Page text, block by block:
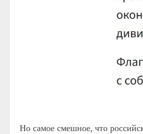
Но самое смешное, что